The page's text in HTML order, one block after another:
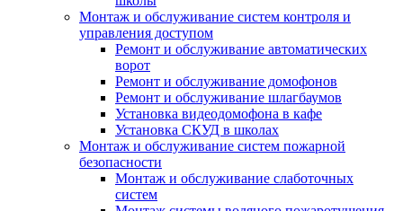
Монтаж и обслуживание систем контроля и
управления доступом
Ремонт и обслуживание автоматических
ворот
Ремонт и обслуживание домофонов
Ремонт и обслуживание шлагбаумов
Установка видеодомофона в кафе
Установка СКУД в школах
Монтаж и обслуживание систем пожарной
безопасности
Монтаж и обслуживание слаботочных
систем